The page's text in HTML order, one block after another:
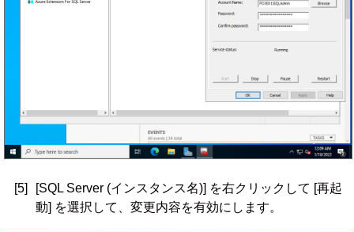
[5]
[SQL Server (インスタンス名)] を右クリックして [再起
動] を選択して、変更内容を有効にします。